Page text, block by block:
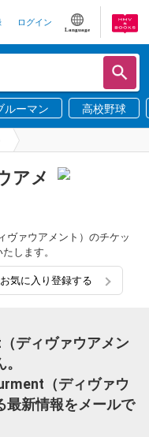
ログイン
Language
ルーマン 高校野球
アメ
ヴァウアメント）のチケッ
します。
気に入り登録する
ディヴァウアメン
（ディヴァウ
最新情報をメールで